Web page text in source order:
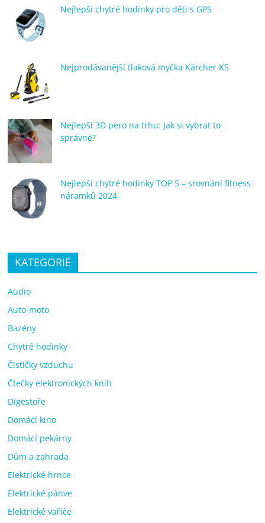
Nejlepší chytré hodinky pro děti s GPS
Nejprodávanější tlaková myčka Kärcher K5
Nejlepší 3D pero na trhu: Jak si vybrat to
správné?
Nejlepší chytré hodinky TOP 5 – srovnání fitness
náramků 2024
KATEGORIE
Audio
Auto-moto
Bazény
Chytré hodinky
Čističky vzduchu
Čtečky elektronických knih
Digestoře
Domácí kino
Domácí pekárny
Dům a zahrada
Elektrické hrnce
Elektrické pánve
Elektrické vařiče